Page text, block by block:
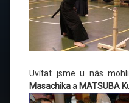
Uvítat jsme u nás
Masachikaa MATSUBA